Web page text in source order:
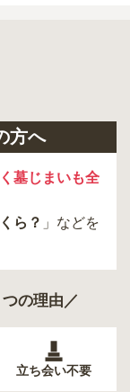
方へ
墓じまいも全
ら？ 」などを
つの理由／
立ち会い不要